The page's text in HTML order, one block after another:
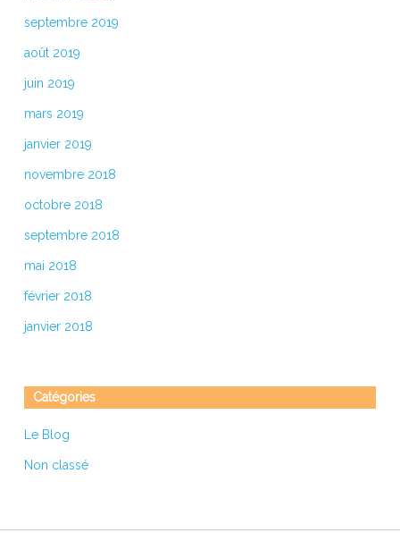
septembre 2019
août 2019
juin 2019
mars 2019
janvier 2019
novembre 2018
octobre 2018
septembre 2018
mai 2018
février 2018
janvier 2018
Catégories
Le Blog
Non classé